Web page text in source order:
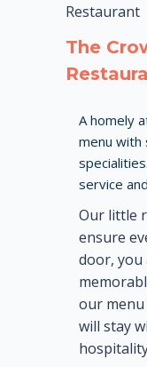
Restaurant
The
A homely
menu with
service
Our little
ensure
door, you
our
will stay